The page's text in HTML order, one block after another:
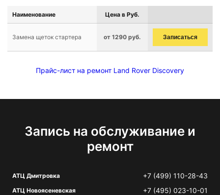
Наименование Цена в Руб.
Замена щеток стартера от 1290 руб. Записаться
Прайс-лист на ремонт Land Rover Discovery
Запись на обслуживание и
ремонт
АТЦ Дмитровка +7 (499) 110-28-43
АТЦ Новоясеневская +7 (495) 023-10-01